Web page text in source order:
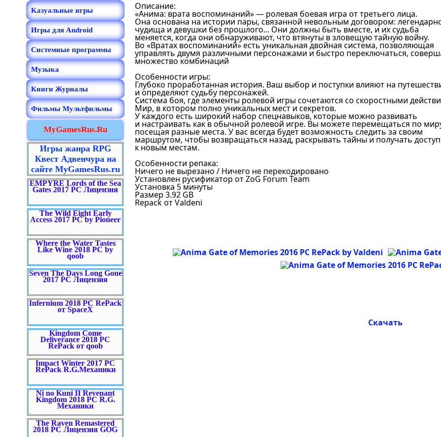
Kазуальные игры
Игры для Android
Системные программы
Музыка
Книги Журналы
Фильмы Мультфильмы
MyGamesRus.Ru
Игры жанра RPG
Квест Адвенчура на
сайте MyGamesRus.ru
EMPYRE Lords of the Sea
Gates 2017 PC Лицензия
The Wild Eight Early
Access 2017 PC by Pioneer
Where the Water Tastes
Like Wine 2018 PC by
qoob
Seven The Days Long Gone
2017 PC Лицензия
Infernium 2018 PC RePack
от SpaceX
Kingdom Come
Deliverance 2018 PC
RePack от qoob
Impact Winter 2017 PC
RePack R.G.Механики
Ni no Kuni II Revenant
Kingdom 2018 PC R.G.
Механики
The Raven Remastered
2018 PC Лицензия GOG
Описание:
«Анима: врата воспоминаний» — ролевая боевая игра от третьего лица.
Она основана на истории пары, связанной невольным договором:
чудища и девушки без прошлого... Они должны быть вместе, и их судьба
меняется, когда они обнаруживают, что втянуты в зловещую тайную войну.
Во «Вратах воспоминаний» есть уникальная двойная система, позволяющая
управлять двумя различными персонажами и быстро переключаться,
множество комбинаций
Особенности игры:
Глубоко проработанная история. Ваш выбор и поступки влияют на
и определяют судьбу персонажей.
Система боя, где элементы ролевой игры сочетаются со скоростными
Мир, в котором полно уникальных мест и секретов.
У каждого есть широкий набор спецнавыков, которые можно развивать
и настраивать как в обычной ролевой игре. Вы можете перемещаться по
посещая разные места. У вас всегда будет возможность следить за своим
маршрутом, чтобы возвращаться назад, раскрывать тайны и получать доступ
к новым местам.
Особенности репака:
Ничего не вырезано / Ничего не перекодировано
Установлен русификатор от ZoG Forum Team
Установка 5 минуты
Размер 3.92 GB
Repack от Valdeni
Скачать